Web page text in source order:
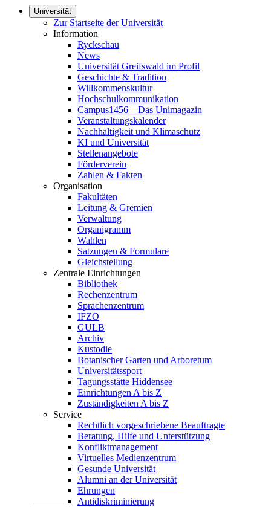
Universität
Zur Startseite der Universität
Information
Ryckschau
News
Universität Greifswald im Profil
Geschichte & Tradition
Willkommenskultur
Hochschulkommunikation
Campus1456 – Das Unimagazin
Veranstaltungskalender
Nachhaltigkeit und Klimaschutz
KI und Universität
Stellenangebote
Förderverein
Zahlen & Fakten
Organisation
Fakultäten
Leitung & Gremien
Verwaltung
Organigramm
Wahlen
Satzungen & Formulare
Gleichstellung
Zentrale Einrichtungen
Bibliothek
Rechenzentrum
Sprachenzentrum
IFZO
GULB
Archiv
Kustodie
Botanischer Garten und Arboretum
Universitätssport
Tagungsstätte Hiddensee
Einrichtungen A bis Z
Zuständigkeiten A bis Z
Service
Rechtlich vorgeschriebene Beauftragte
Beratung, Hilfe und Unterstützung
Konfliktmanagement
Virtuelles Medienzentrum
Gesunde Universität
Alumni an der Universität
Ehrungen
Antidiskriminierung